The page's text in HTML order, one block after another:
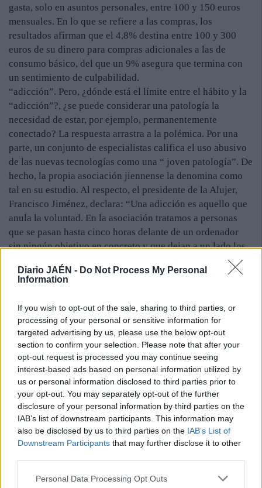
Diario JAÉN - Do Not Process My Personal
Information
If you wish to opt-out of the sale, sharing to third parties, or
processing of your personal or sensitive information for
targeted advertising by us, please use the below opt-out
section to confirm your selection. Please note that after your
opt-out request is processed you may continue seeing
interest-based ads based on personal information utilized by
us or personal information disclosed to third parties prior to
your opt-out. You may separately opt-out of the further
disclosure of your personal information by third parties on the
IAB’s list of downstream participants. This information may
also be disclosed by us to third parties on the IAB’s List of
Downstream Participants that may further disclose it to other
Personal Data Processing Opt Outs
gasta, solo en asuntos personales, entre 100 y 150 euros
mensuales. En lo que se refiere a las compras, los
resultados afirman que el 4,8% destina entre 100 y 300
euros de su dinero para compras adicionales a las de
consumo básico, del que un 9% asegura que termina con
un sentimiento de culpabilidad.
“adicción”. Pero, ¿dónde está el límite entre el hábito y la
“adicción”?, ¿se puede considerar una patología la
necesidad de estar, por ejemplo, permanentemente
conectado? La respuesta arrastra a la polémica. Por una
parte, un conjunto de especialistas califica el uso abusivo
de las nuevas tecnologías como una “ joven patología”. De
hecho, la propia asociación jiennense la denomina como
tal en su estudio. Al respecto, el presidente de la Alujer,
Francisco Jiménez, declara: “Una adicción es aquello que
anula la voluntad. En la asociación tratamos a personas
que se pasan hasta cinco horas delante de un ordenador
sin ningún objetivo en concreto y que dejan a un lado los
estudios y a los amigos. Esto lo vemos cada vez más. Lo
que encontramos, sobre todo, son muchos padres que
controlarlo”. No obstante, otro grupo de expertos asevera
que el hecho de pasar muchas horas en la Red o con el
móvil en la mano no quiere decir que se tenga una
enfermedad, ya que, según defiende, “las adicciones no se
definen por el tiempo que ocupan”. María José
Ortega/Jaén